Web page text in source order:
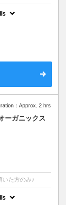
：Approx. 2 hrs
ーガニックス
いた方のみ♪